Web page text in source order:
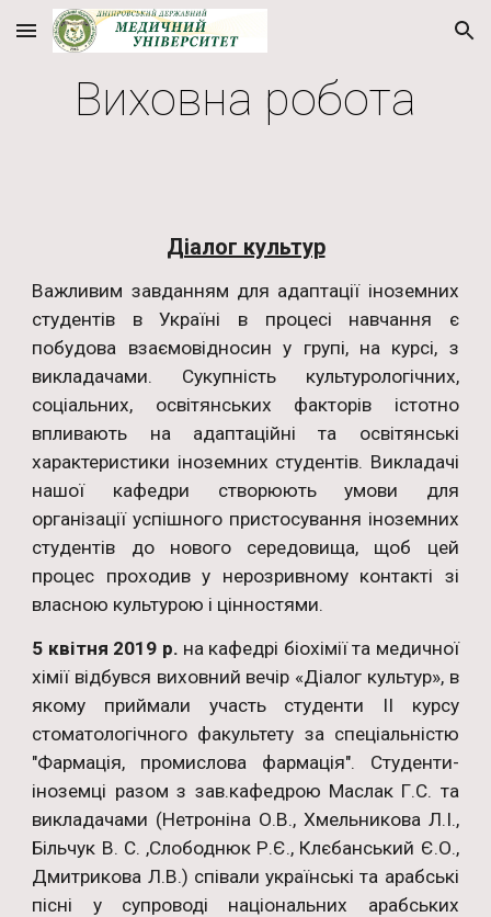
Skip to main content Skip to navigation
Виховна робота
Діалог культур
Важливим завданням для адаптації іноземних
студентів в Україні в процесі навчання є
побудова взаємовідносин у групі, на курсі, з
викладачами. Сукупність культурологічних,
соціальних, освітянських факторів істотно
впливають на адаптаційні та освітянські
характеристики іноземних студентів. Викладачі
нашої кафедри створюють умови для
організації успішного пристосування іноземних
студентів до нового середовища, щоб цей
процес проходив у нерозривному контакті зі
власною культурою і цінностями.
5 квітня 2019 р. на кафедрі біохімії та медичної
хімії відбувся виховний вечір «Діалог культур», в
якому приймали участь студенти ІІ курсу
стоматологічного факультету за спеціальністю
"Фармація, промислова фармація". Студенти-
іноземці разом з зав.кафедрою Маслак Г.С. та
викладачами (Нетроніна О.В., Хмельникова Л.І.,
Більчук В. С. ,Слободнюк Р.Є., Клєбанський Є.О.,
Дмитрикова Л.В.) співали українські та арабські
пісні у супроводі національних арабських